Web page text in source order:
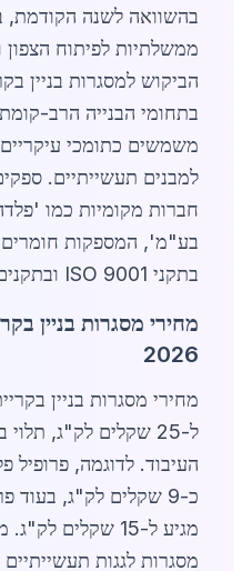
בהשוואה לשנה הקודמת,
ממשלתיות לפיתוח הצפון
הביקוש למסגרות בניין
משמשים כתומכי
למבנים תעשייתיים.
חברות מקומיות כמו
בע"מ', המספקות חומרים
בתקני ISO 9001 ובתקנים ישראליים מחמירים.
מחירי מסגרות בניין
2026
ל-25 שקלים לק"ג,
כ-9 שקלים לק"ג, בעוד
מגיע ל-15 שקלים